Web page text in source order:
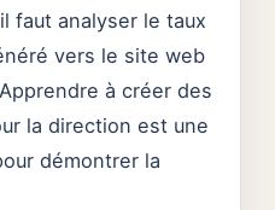
faut analyser le taux
vers le site web
à créer des
la direction est une
démontrer la